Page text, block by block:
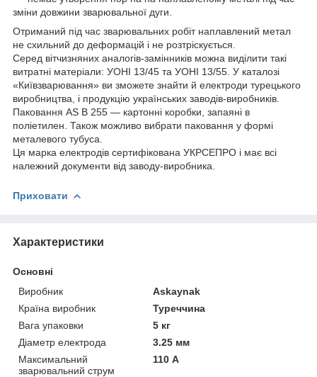
зміни довжини зварювальної дуги.
Отриманий під час зварювальних робіт наплавлений метал
не схильний до деформацій і не розтріскується.
Серед вітчизняних аналогів-замінників можна виділити такі
витратні матеріали: УОНІ 13/45 та УОНІ 13/55. У каталозі
«Київзварювання» ви зможете знайти й електроди турецького
виробництва, і продукцію українських заводів-виробників.
Паковання AS B 255 — картонні коробки, запаяні в
поліетилен. Також можливо вибрати паковання у формі
металевого тубуса.
Ця марка електродів сертифікована УКРСЕПРО і має всі
належний документи від заводу-виробника.
Приховати
Характеристики
Основні
Виробник
Askaynak
Країна виробник
Туреччина
Вага упаковки
5 кг
Діаметр електрода
3.25 мм
Максимальний
зварювальний струм
110 А